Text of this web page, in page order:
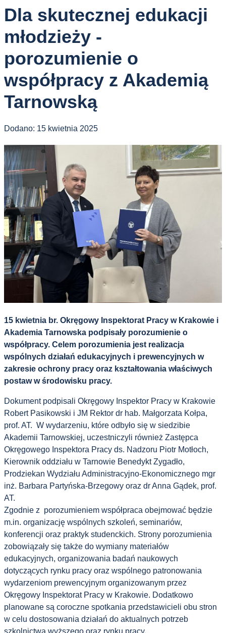
Dla skutecznej edukacji
młodzieży -
porozumienie o
współpracy z Akademią
Tarnowską
Dodano: 15 kwietnia 2025
15 kwietnia br. Okręgowy Inspektorat Pracy w Krakowie i
Akademia Tarnowska podpisały porozumienie o
współpracy. Celem porozumienia jest realizacja
wspólnych działań edukacyjnych i prewencyjnych w
zakresie ochrony pracy oraz kształtowania właściwych
postaw w środowisku pracy.
Dokument podpisali Okręgowy Inspektor Pracy w Krakowie
Robert Pasikowski i JM Rektor dr hab. Małgorzata Kołpa,
prof. AT. W wydarzeniu, które odbyło się w siedzibie
Akademii Tarnowskiej, uczestniczyli również Zastępca
Okręgowego Inspektora Pracy ds. Nadzoru Piotr Motłoch,
Kierownik oddziału w Tarnowie Benedykt Zygadło,
Prodziekan Wydziału Administracyjno-Ekonomicznego mgr
inż. Barbara Partyńska-Brzegowy oraz dr Anna Gądek, prof.
AT.
Zgodnie z porozumieniem współpraca obejmować będzie
m.in. organizację wspólnych szkoleń, seminariów,
konferencji oraz praktyk studenckich. Strony porozumienia
zobowiązały się także do wymiany materiałów
edukacyjnych, organizowania badań naukowych
dotyczących rynku pracy oraz wspólnego patronowania
wydarzeniom prewencyjnym organizowanym przez
Okręgowy Inspektorat Pracy w Krakowie. Dodatkowo
planowane są coroczne spotkania przedstawicieli obu stron
w celu dostosowania działań do aktualnych potrzeb
szkolnictwa wyższego oraz rynku pracy.